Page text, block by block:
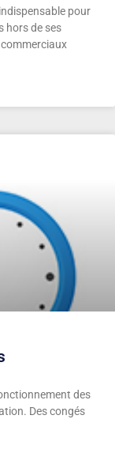
pour
hors de ses
commerciaux
des
Des congés